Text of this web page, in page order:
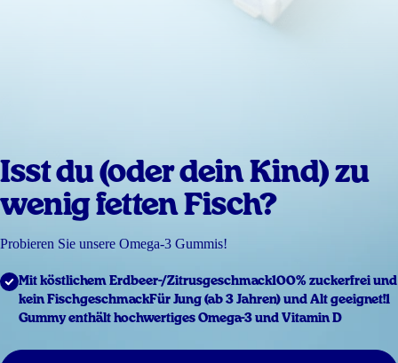
Isst du (oder dein Kind) zu
wenig fetten Fisch?
Probieren Sie unsere Omega-3 Gummis!
Mit köstlichem Erdbeer-/Zitrusgeschmack100% zuckerfrei und
kein FischgeschmackFür Jung (ab 3 Jahren) und Alt geeignet!1
Gummy enthält hochwertiges Omega-3 und Vitamin D